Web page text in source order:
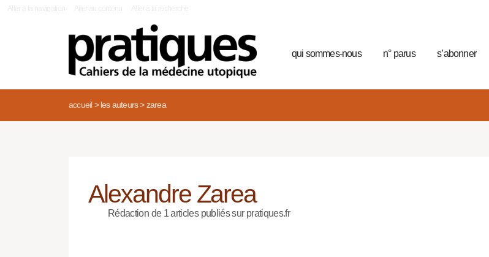
qui sommes-nous n° parus s’abonner
accueil> les auteurs> zarea
Alexandre Zarea
Rédaction de 1 articles publiés sur pratiques.fr